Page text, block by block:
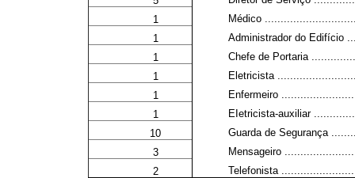
1
Médico
1
Administrador do Edifício
1
Chefe de Portaria
1
Eletricista
1
Enfermeiro
1
EIetricista-auxiliar
10
Guarda de Segurança
3
Mensageiro
2
Telefonista